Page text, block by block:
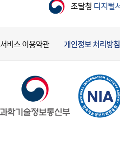
서비스 이용약관 개인정보 처리방침